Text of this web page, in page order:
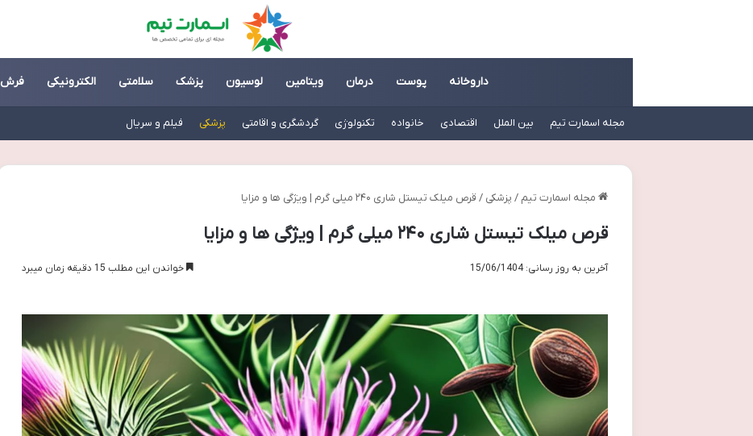
داروخانه پوست درمان ویتامین لوسیون پزشک سلامتی الکترونیکی فرش
مجله اسمارت تیم بین الملل اقتصادی خانواده تکنولوژی گردشگری و اقامتی پزشکی فیلم و سریال
مجله اسمارت تیم / پزشکی / قرص میلک تیستل شاری ۲۴۰ میلی گرم | ویژگی ها و مزایا
قرص میلک تیستل شاری ۲۴۰ میلی گرم | ویژگی ها و مزایا
آخرین به روز رسانی: 15/06/1404 خواندن این مطلب 15 دقیقه زمان میبرد